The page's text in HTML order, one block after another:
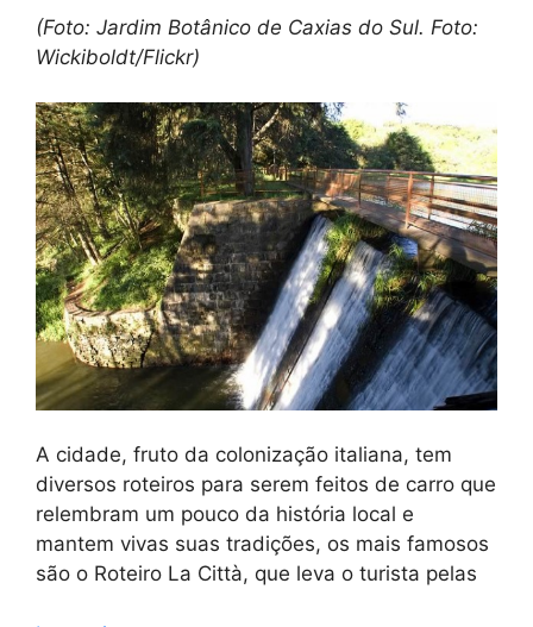
(Foto: Jardim Botânico de Caxias do Sul. Foto:
Wickiboldt/Flickr)
A cidade, fruto da colonização italiana, tem
diversos roteiros para serem feitos de carro que
relembram um pouco da história local e
mantem vivas suas tradições, os mais famosos
são o Roteiro La Città, que leva o turista pelas